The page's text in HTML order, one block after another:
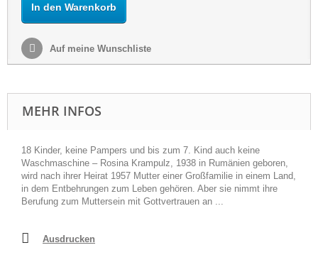
In den Warenkorb
Auf meine Wunschliste
MEHR INFOS
18 Kinder, keine Pampers und bis zum 7. Kind auch keine
Waschmaschine – Rosina Krampulz, 1938 in Rumänien geboren,
wird nach ihrer Heirat 1957 Mutter einer Großfamilie in einem Land,
in dem Entbehrungen zum Leben gehören. Aber sie nimmt ihre
Berufung zum Muttersein mit Gottvertrauen an ...
Ausdrucken